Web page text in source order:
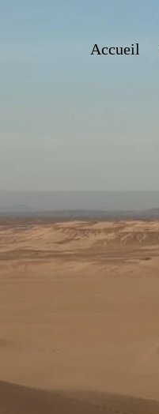
Accueil